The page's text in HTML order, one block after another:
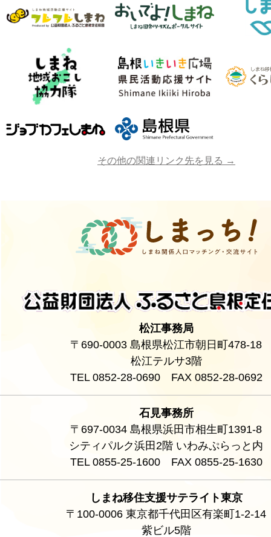
その他の関連リンク先を見る →
松江事務局
〒690-0003 島根県松江市朝日町478-18
松江テルサ3階
TEL 0852-28-0690 FAX 0852-28-0692
石見事務所
〒697-0034 島根県浜田市相生町1391-8
シティパルク浜田2階 いわみぷらっと内
TEL 0855-25-1600 FAX 0855-25-1630
しまね移住支援サテライト東京
〒100-0006 東京都千代田区有楽町1-2-14
紫ビル5階